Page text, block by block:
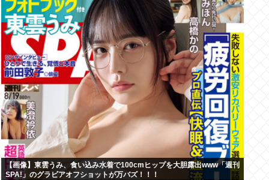
【画像】東雲うみ、食い込み水着で100cmヒップを大胆露出www「週刊
SPA!」のグラビアオフショットが万バズ！！！